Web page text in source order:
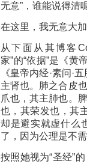
无意”，谁能说得清
在这里，我无意大
从下面从其博客
家”的“依据”是《黄
《皇帝内经·素问·
主肾也。肺之合皮
爪也，其主肺也。
也，其荣发也，其
却是避实就虚什么
了，因为公理是不需
按照她视为“圣经”